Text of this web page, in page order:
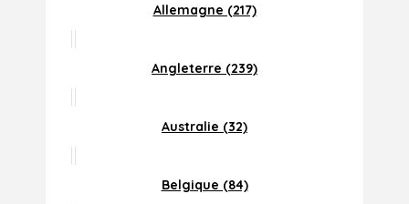
Allemagne (217)
Angleterre (239)
Australie (32)
Belgique (84)